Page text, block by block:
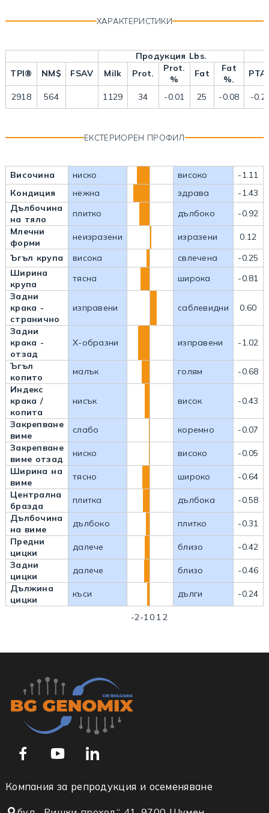
ХАРАКТЕРИСТИКИ
Продукция Lbs.
TPI®
NM$ FSAV Milk Prot.
Prot.
%
Fat
Fat
%.
2918 564 1129 34 -0.01 25 -0.08 -
ЕКСТЕРИОРЕН ПРОФИЛ
Височина ниско високо
-1.11
Кондиция
нежна здрава
-1.43
Дълбочина
на тяло
плитко дълбоко
-0.92
Млечни
форми
неизразени изразени
0.12
Ъгъл крупа
висока свлечена
-0.25
Ширина
крупа
тясна широка
-0.81
Задни
крака -
странично
изправени саблевидни 0.60
Задни
крака -
отзад
Х-образни изправени -1.02
Ъгъл
копито
малък голям
-0.68
Индекс
крака /
копита
нисък висок -0.43
Закрепване
виме
слабо коремно
-0.07
Закрепване
виме отзад
ниско високо
-0.05
Ширина на
виме
тясно широко
-0.64
Централна
бразда
плитка дълбока
-0.58
Дълбочина
на виме
дълбоко плитко
-0.31
Предни
цицки
далече близо
-0.42
Задни
цицки
далече близо
-0.46
Дължина
цицки
къси дълги -0.24
-2-10 12
Компания за репродукция и осеменяване